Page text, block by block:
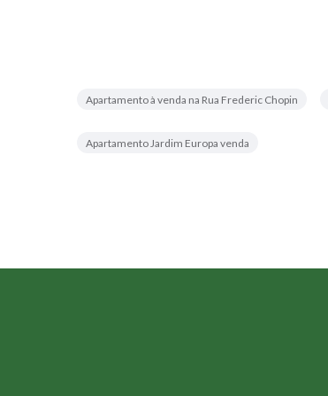
Apartamento à venda na Rua Frederic Chopin
Apartamento Jardim Europa venda